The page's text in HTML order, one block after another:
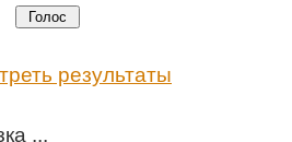
результаты
...